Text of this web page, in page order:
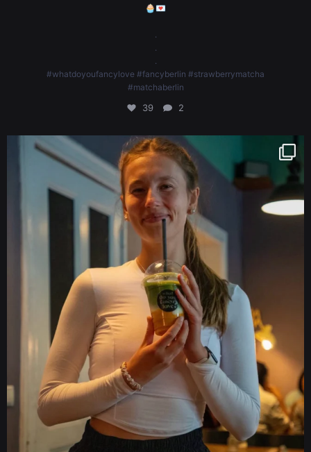
🧁💌
.
.
.
#whatdoyoufancylove #fancyberlin #strawberrymatcha
#matchaberlin
39 2
Last weekend, we were thrilled to be part of the running community. Thank
you to the incredible organisers for making it such an amazing experience
@vinzenz.rc @veit.perform @hybrids.clb
🧁💌
.
.
.
#whatdoyoufancylove #fancyberlin #birthdaycakes #birthdaycake
#cakesofinstagram
64